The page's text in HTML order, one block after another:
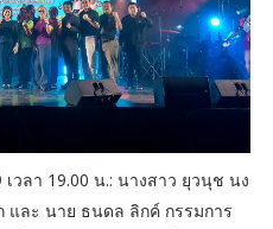
วลา 19.00 น.: นางสาว ยุวนุช นง
และ นาย ธนดล ลิกค์ กรรมการ